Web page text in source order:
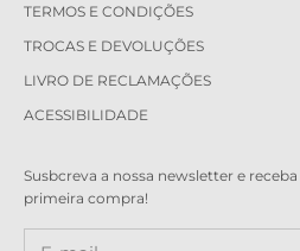
TERMOS E CONDIÇÕES
TROCAS E DEVOLUÇÕES
LIVRO DE RECLAMAÇÕES
ACESSIBILIDADE
Susbcreva a nossa newsletter e receba
primeira compra!